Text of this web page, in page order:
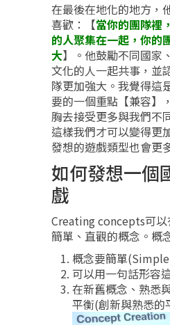
在最後在地化的地方，
喜歡：【當你的團隊裡
的人聚集在一起，你的
大】。他鼓勵不同國家
文化的人一起共事，並
隊更加強大。我覺得這
要的一個重點【兼容】
胸去接受更多與我們不
這樣我們才可以變得更
發想的遊戲類型也會更
如何發想一個
戲
Creating concepts可
簡單、直觀的概念。概
概念要簡單
可以用一句話形容
在新舊概念、熟悉
平衡(創新與熟悉的